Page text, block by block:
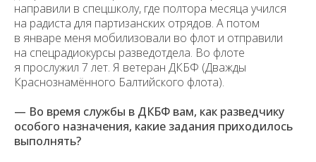
направили в спецшколу, где полтора месяца учился
на радиста для партизанских отрядов. А потом
в январе меня мобилизовали во флот и отправили
на спецрадиокурсы разведотдела. Во флоте
я прослужил 7 лет. Я ветеран ДКБФ (Дважды
Краснознамённого Балтийского флота).
— Во время службы в ДКБФ вам, как разведчику
особого назначения, какие задания приходилось
выполнять?